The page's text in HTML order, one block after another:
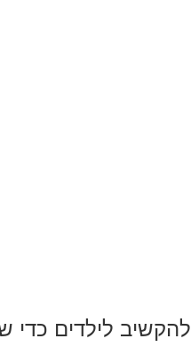
להקשיב לילדים כדי